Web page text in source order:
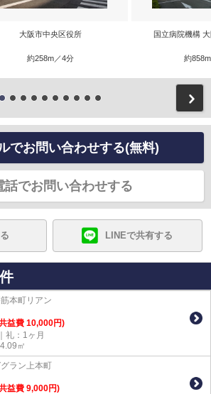
大阪市中央区役所
約258m／4分
国立病院機構
約
でお問い合わせする(無料)
話でお問い合わせする
LINEで共有する
本町リアン
益費 10,000円)
礼：1ヶ月
㎡
ラン上本町
益費 9,000円)